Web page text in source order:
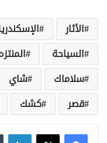
الأثار
السياحة
سلاماك
شاي
قصر
كشك